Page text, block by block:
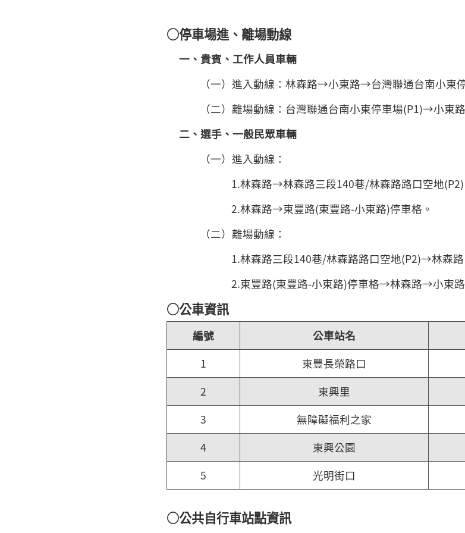
○停車場進、離場動線
一、貴賓、工作人員車輛
（一）進入動線：林森路→小東路→台灣聯通台南小東
（二）離場動線：台灣聯通台南小東停車場(P1)→小東
二、選手、一般民眾車輛
（一）進入動線：
1.林森路→林森路三段140巷/林森路路口空地(P2)
2.林森路→東豐路(東豐路-小東路)停車格。
（二）離場動線：
1.林森路三段140巷/林森路路口空地(P2)→林森路
2.東豐路(東豐路-小東路)停車格→林森路→小東路
○公車資訊
編號 公車站名
1
東豐長榮路口
2
東興里
3
無障礙福利之家
4
東興公園
5
光明街口
○公共自行車站點資訊